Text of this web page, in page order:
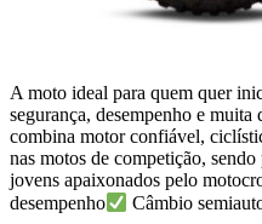
A moto ideal para quem quer
segurança, desempenho e
combina motor confiável,
nas motos de competição,
jovens apaixonados pelo
desempenho
Câmbio